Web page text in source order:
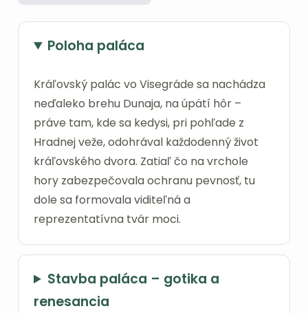
Poloha paláca
Kráľovský palác vo Visegráde sa nachádza
neďaleko brehu Dunaja, na úpätí hôr –
práve tam, kde sa kedysi, pri pohľade z
Hradnej veže, odohrával každodenný život
kráľovského dvora. Zatiaľ čo na vrchole
hory zabezpečovala ochranu pevnosť, tu
dole sa formovala viditeľná a
reprezentatívna tvár moci.
Stavba paláca – gotika a
renesancia